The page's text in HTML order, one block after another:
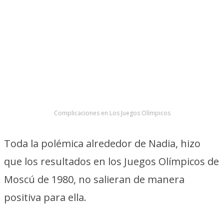
Complicaciones en Los Juegos Olímpicos
Toda la polémica alrededor de Nadia, hizo
que los resultados en los Juegos Olímpicos de
Moscú de 1980, no salieran de manera
positiva para ella.